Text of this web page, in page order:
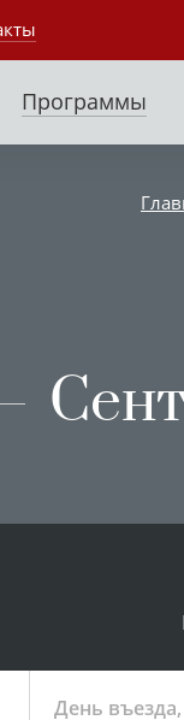
Программы
День